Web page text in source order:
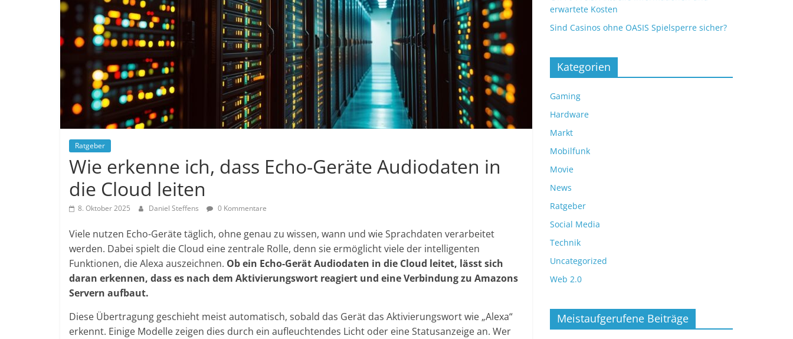
Ratgeber
Wie erkenne ich, dass Echo-Geräte Audiodaten in
die Cloud leiten
8. Oktober 2025 Daniel Steffens 0 Kommentare
Viele nutzen Echo-Geräte täglich, ohne genau zu wissen, wann und wie Sprachdaten verarbeitet
werden. Dabei spielt die Cloud eine zentrale Rolle, denn sie ermöglicht viele der intelligenten
Funktionen, die Alexa auszeichnen. Ob ein Echo-Gerät Audiodaten in die Cloud leitet, lässt sich
daran erkennen, dass es nach dem Aktivierungswort reagiert und eine Verbindung zu Amazons
Servern aufbaut.
Diese Übertragung geschieht meist automatisch, sobald das Gerät das Aktivierungswort wie „Alexa“
erkennt. Einige Modelle zeigen dies durch ein aufleuchtendes Licht oder eine Statusanzeige an. Wer
erwartete Kosten
Sind Casinos ohne OASIS Spielsperre sicher?
Kategorien
Gaming
Hardware
Markt
Mobilfunk
Movie
News
Ratgeber
Social Media
Technik
Uncategorized
Web 2.0
Meistaufgerufene Beiträge